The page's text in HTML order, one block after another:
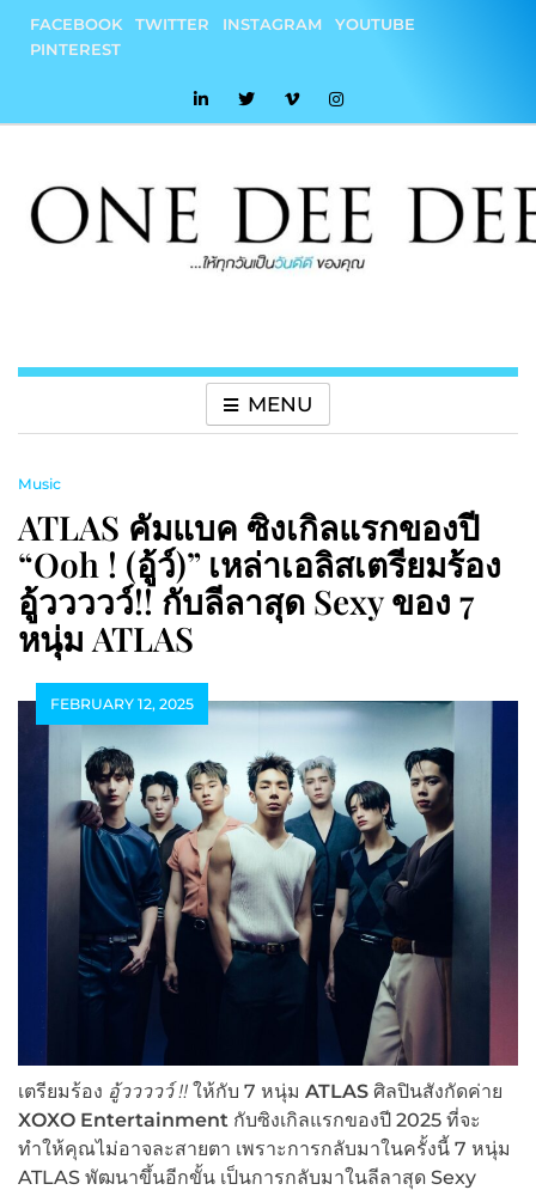
content
FACEBOOK TWITTER INSTAGRAM
YOUTUBE
PINTEREST
MENU
Music
ATLAS คัมแบค ซิงเกิลแรกของปี
“ooh ! (อู้ว์)” เหล่าเอลิสเตรียมร้อง
อู้ววววว์!! กับลีลาสุด Sexy ของ 7
หนุ่ม ATLAS
FEBRUARY 12, 2025
เตรียมร้อง อู้ววววว์!! ให้กับ 7 หนุ่ม ATLAS ศิลปินสังกัดค่าย
XOXO Entertainment กับซิงเกิลแรกของปี 2025 ที่จะ
ทำให้คุณไม่อาจละสายตา เพราะการกลับมาในครั้งนี้ 7 หนุ่ม
ATLAS พัฒนาขึ้นอีกขั้น เป็นการกลับมาในลีลาสุด Sexy